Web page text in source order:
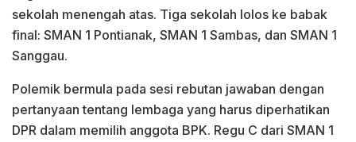
sekolah menengah atas. Tiga sekolah lolos ke babak
final: SMAN 1 Pontianak, SMAN 1 Sambas, dan SMAN 1
Sanggau.
Polemik bermula pada sesi rebutan jawaban dengan
pertanyaan tentang lembaga yang harus diperhatikan
DPR dalam memilih anggota BPK. Regu C dari SMAN 1